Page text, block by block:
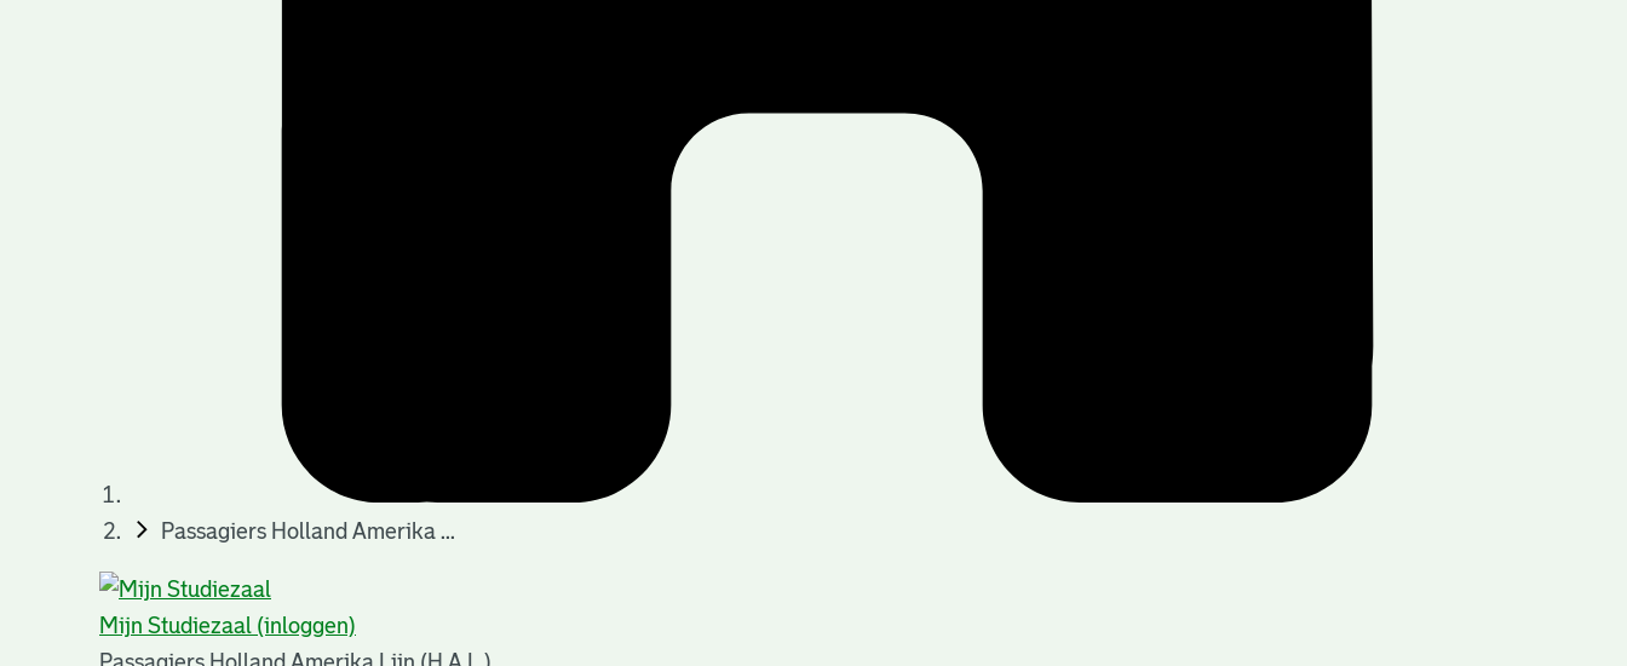
Passagiers Holland Amerika ...
Mijn Studiezaal (inloggen)